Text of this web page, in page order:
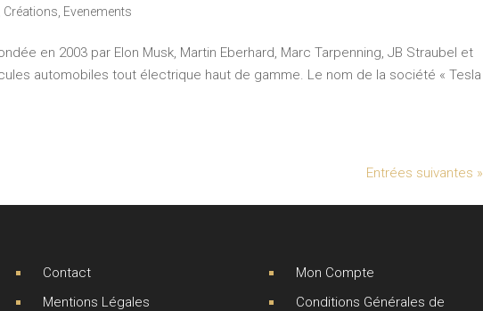
Créations Evenements
en 2003 par Elon Musk, Martin Eberhard, Marc Tarpenning, JB Straubel et
automobiles tout électrique haut de gamme. Le nom de la société « Tesla
Entrées suivantes »
Contact
Mentions Légales
Mon Compte
Conditions Générales de